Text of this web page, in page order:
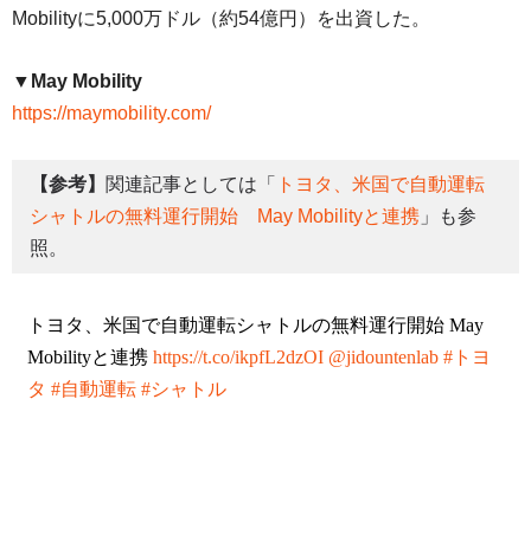
Mobilityに5,000万ドル（約54億円）を出資した。
▼May Mobility
https://maymobility.com/
【参考】 関連記事としては「
トヨタ、米国で自動運転
シャトルの無料運行開始 May Mobilityと連携 」も参
照。
トヨタ、米国で自動運転シャトルの無料運行開始 May
Mobilityと連携 https://t.co/ikpfL2dzOI @jidountenlab #トヨ
タ #自動運転 #シャトル